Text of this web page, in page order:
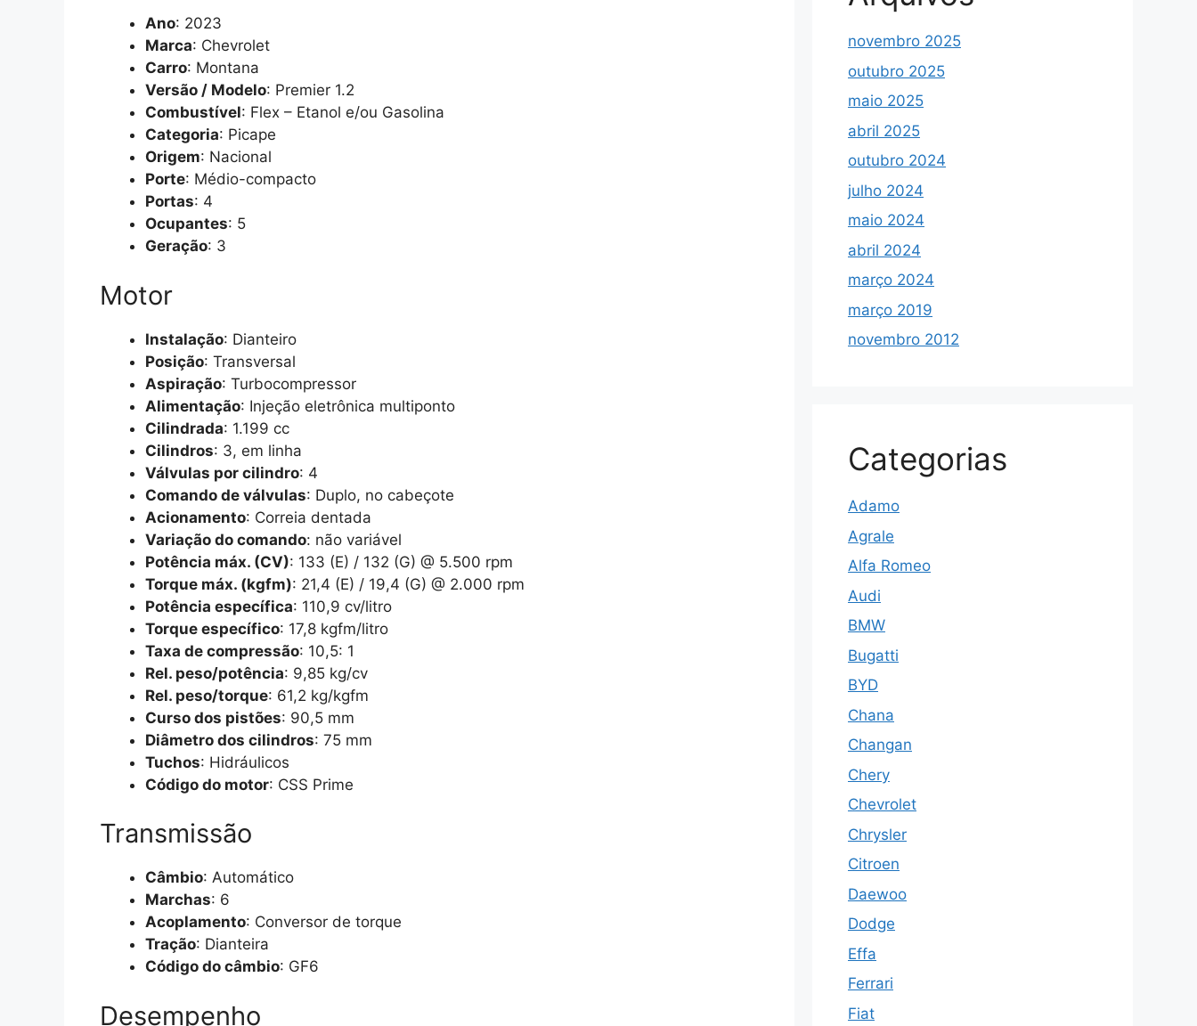
Ano: 2023
Marca: Chevrolet
Carro: Montana
Versão / Modelo: Premier 1.2
Combustível: Flex – Etanol e/ou Gasolina
Categoria: Picape
Origem: Nacional
Porte: Médio-compacto
Portas: 4
Ocupantes: 5
Geração: 3
Motor
Instalação: Dianteiro
Posição: Transversal
Aspiração: Turbocompressor
Alimentação: Injeção eletrônica multiponto
Cilindrada: 1.199 cc
Cilindros: 3, em linha
Válvulas por cilindro: 4
Comando de válvulas: Duplo, no cabeçote
Acionamento: Correia dentada
Variação do comando: não variável
Potência máx. (CV): 133 (E) / 132 (G) @ 5.500 rpm
Torque máx. (kgfm): 21,4 (E) / 19,4 (G) @ 2.000 rpm
Potência específica: 110,9 cv/litro
Torque específico: 17,8 kgfm/litro
Taxa de compressão: 10,5: 1
Rel. peso/potência: 9,85 kg/cv
Rel. peso/torque: 61,2 kg/kgfm
Curso dos pistões: 90,5 mm
Diâmetro dos cilindros: 75 mm
Tuchos: Hidráulicos
Código do motor: CSS Prime
Transmissão
Câmbio: Automático
Marchas: 6
Acoplamento: Conversor de torque
Tração: Dianteira
Código do câmbio: GF6
Desempenho
novembro 2025
outubro 2025
maio 2025
abril 2025
outubro 2024
julho 2024
maio 2024
abril 2024
março 2024
março 2019
novembro 2012
Categorias
Adamo
Agrale
Alfa Romeo
Audi
BMW
Bugatti
BYD
Chana
Changan
Chery
Chevrolet
Chrysler
Citroen
Daewoo
Dodge
Effa
Ferrari
Fiat